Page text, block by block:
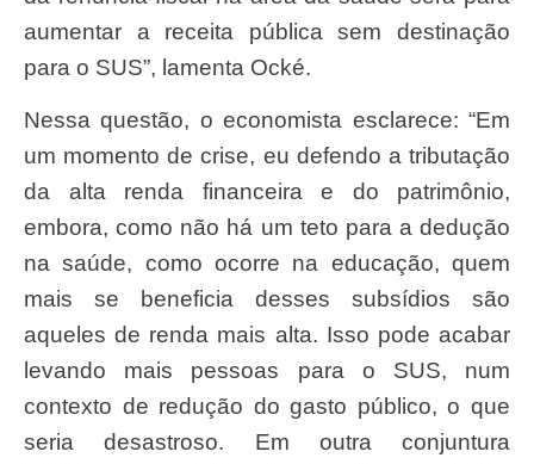
aumentar a receita pública sem destinação
para o SUS”, lamenta Ocké.
Nessa questão, o economista esclarece: “Em
um momento de crise, eu defendo a tributação
da alta renda financeira e do patrimônio,
embora, como não há um teto para a dedução
na saúde, como ocorre na educação, quem
mais se beneficia desses subsídios são
aqueles de renda mais alta. Isso pode acabar
levando mais pessoas para o SUS, num
contexto de redução do gasto público, o que
seria desastroso. Em outra conjuntura